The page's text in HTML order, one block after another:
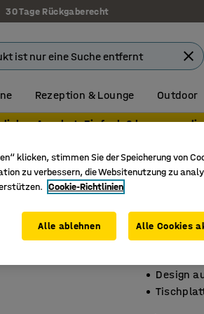
30 Tage Rückgaberecht
Rezeption & Lounge Outdoor
Angebot. Einfach & bequem
1100 x
Art. Nr.:
Design
klicken, stimmen Sie der Speicherung von
zu verbessern, die Websitenutzung zu
Cookie-Richtlinien
Alle ablehnen Alle Cookies